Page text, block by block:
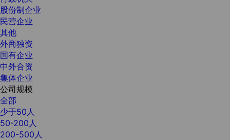
股份制企业
民营企业
其他
外商独资
国有企业
中外合资
集体企业
公司规模
全部
少于50人
50-200人
200-500人